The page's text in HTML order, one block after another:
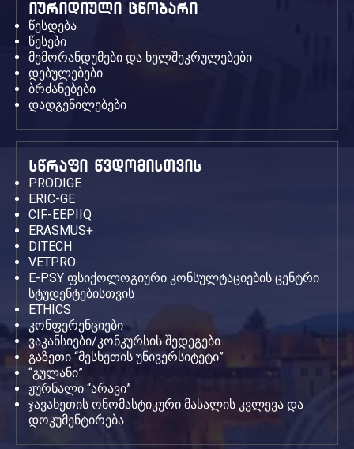
იურიდიული ცნობარი
წესდება
წესები
მემორანდუმები და ხელშეკრულებები
დებულებები
ბრძანებები
დადგენილებები
სწრაფი წვდომისთვის
PRODIGE
ERIC-GE
CIF-EEPIIQ
ERASMUS+
DITECH
VETPRO
E-PSY ფსიქოლოგიური კონსულტაციების ცენტრი
სტუდენტებისთვის
ETHICS
კონფერენციები
ვაკანსიები/კონკურსის შედეგები
გაზეთი “მესხეთის უნივერსიტეტი”
“გულანი”
ჟურნალი “არავი”
ჯავახეთის ონომასტიკური მასალის კვლევა და
დოკუმენტირება